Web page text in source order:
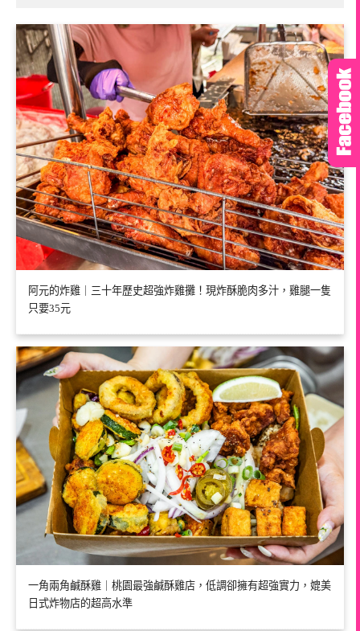
阿元的炸雞｜三十年歷史超強炸雞攤！現炸酥脆肉多汁，雞腿一隻
只要35元
一角兩角鹹酥雞｜桃園最強鹹酥雞店，低調卻擁有超強實力，媲美
日式炸物店的超高水準